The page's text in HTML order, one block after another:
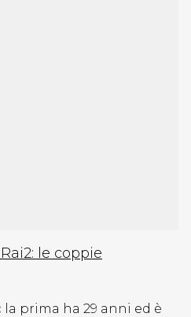
le coppie
la prima ha 29 anni ed è